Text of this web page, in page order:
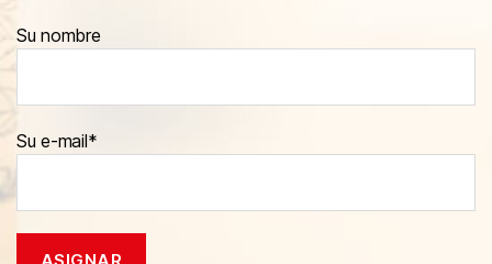
Su nombre
Su e-mail*